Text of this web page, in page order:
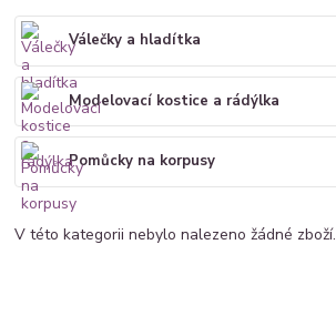
Válečky a hladítka
Modelovací kostice a rádýlka
Pomůcky na korpusy
V této kategorii nebylo nalezeno žádné zboží.